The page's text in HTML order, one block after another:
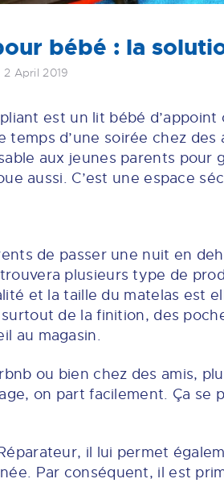
bébé : la
2 April 2019
est un lit bébé
d’une soirée chez des
aux jeunes parents pour
aussi. C’est une espace
de passer une nuit en
plusieurs type de
et la taille du matelas est
de la finition, des
au magasin.
ou bien chez des amis,
on part facilement. Ça se
il lui permet
Par conséquent, il est